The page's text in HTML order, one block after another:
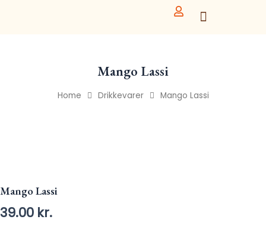
Mango Lassi
Home Drikkevarer Mango Lassi
Mango Lassi
39.00 kr.